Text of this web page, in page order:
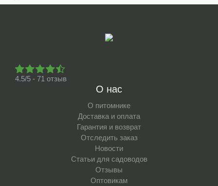
4.5/5 - 71 отзыв
О нас
О питомнике
Доставка и оплата
Гарантия и возврат
Отследить заказ
Новости
Статьи для садоводов
Отзывы
Оптовикам